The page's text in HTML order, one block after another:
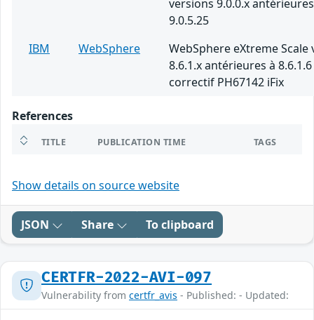
versions 9.0.0.x
9.0.5.25
IBM
WebSphere
WebSphere eXtreme Scale
8.6.1.x antérieures à
correctif PH67142 iFix
References
TITLE PUBLICATION TIME TAGS
Show details on source website
JSON Share To clipboard
CERTFR-2022-AVI-097
Vulnerability from certfr_avis - Published: - Updated: